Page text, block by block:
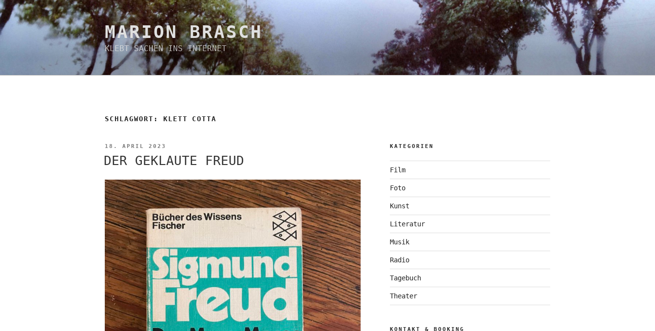
Zum
Inhalt
springen
MARION BRASCH
KLEBT SACHEN INS INTERNET
SCHLAGWORT: KLETT COTTA
VERÖFFENTLICHT
18. APRIL 2023
DER GEKLAUTE FREUD
KATEGORIEN
Film
Foto
Kunst
Literatur
Musik
Radio
Tagebuch
Theater
KONTAKT & BOOKING